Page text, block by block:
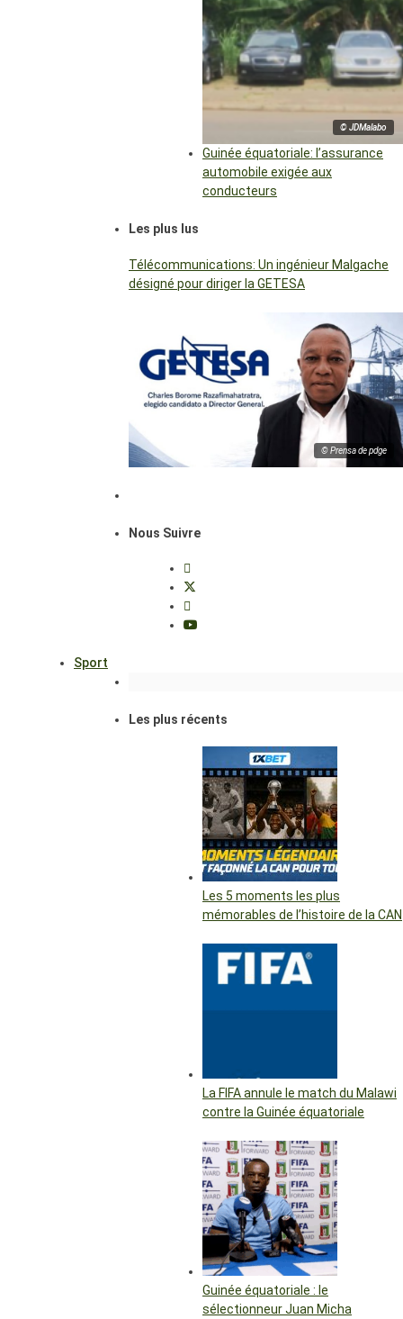
© JDMalabo
Guinée équatoriale: l’assurance
automobile exigée aux
conducteurs
Les plus lus
Télécommunications: Un ingénieur Malgache
désigné pour diriger la GETESA
© Prensa de pdge
Nous Suivre
Sport
Les plus récents
Les 5 moments les plus
mémorables de l’histoire de la CAN
La FIFA annule le match du Malawi
contre la Guinée équatoriale
Guinée équatoriale : le
sélectionneur Juan Micha